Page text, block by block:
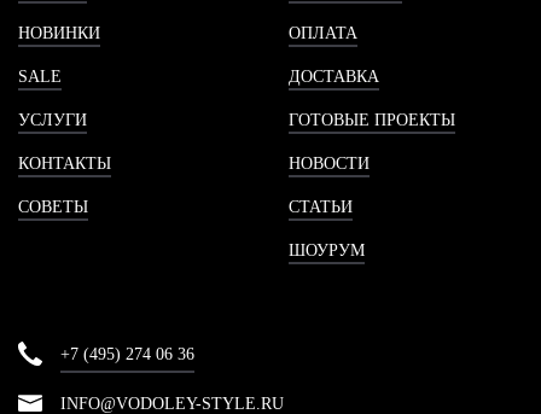
НОВИНКИ
SALE
УСЛУГИ
КОНТАКТЫ
СОВЕТЫ
ОПЛАТА
ДОСТАВКА
ГОТОВЫЕ ПРОЕКТЫ
НОВОСТИ
СТАТЬИ
ШОУРУМ
+7 (495) 274 06 36
INFO@VODOLEY-STYLE.RU